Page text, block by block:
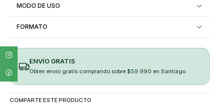
MODO DE USO
FORMATO
ENVÍO GRATIS
Obten envio gratis comprando sobre $59.990 en Santiago
COMPARTE ESTE PRODUCTO